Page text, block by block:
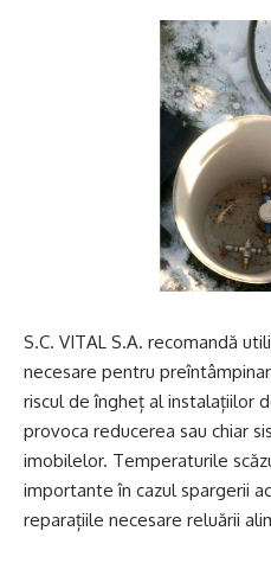
S.C. VITAL S.A. recomandă
necesare pentru
riscul de îngheț al instalațiilor
provoca reducerea sau chiar
imobilelor. Temperaturile
importante în cazul spargerii
reparațiile necesare reluării